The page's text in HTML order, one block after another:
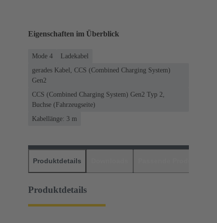
Eigenschaften im Überblick
Mode 4
Ladekabel
gerades Kabel, CCS (Combined Charging System)
Gen2
CCS (Combined Charging System) Gen2 Typ 2,
Buchse (Fahrzeugseite)
Kabellänge: 3 m
Produktdetails
Produktdetails